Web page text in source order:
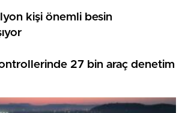
kişi önemli besin
27 bin araç denetim